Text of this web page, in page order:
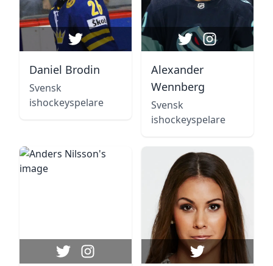
Daniel Brodin
Svensk
ishockeyspelare
Alexander
Wennberg
Svensk
ishockeyspelare